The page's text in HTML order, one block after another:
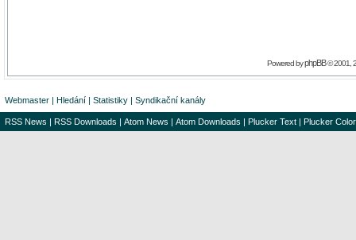
Powered byphpBB© 2001,
Webmaster | Hledání | Statistiky | Syndikační kanály
RSS News | RSS Downloads | Atom News | Atom Downloads | Plucker Text | Plucker Color